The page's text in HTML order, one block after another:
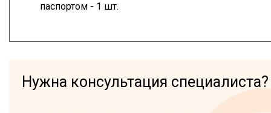
паспортом - 1 шт.
Нужна консультация специалиста?